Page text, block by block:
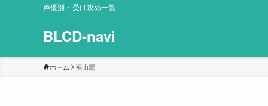
声優別・受け攻め一覧
BLCD-navi
ホーム 福山潤